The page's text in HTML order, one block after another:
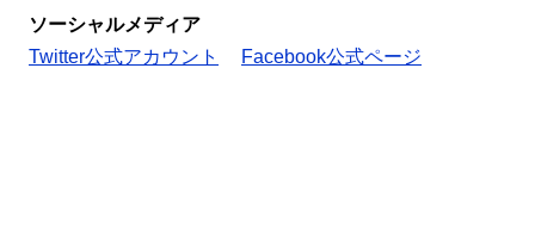
ソーシャルメディア
Twitter公式アカウント
Facebook公式ページ